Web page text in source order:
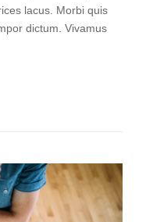
lacus. Morbi quis
dictum. Vivamus